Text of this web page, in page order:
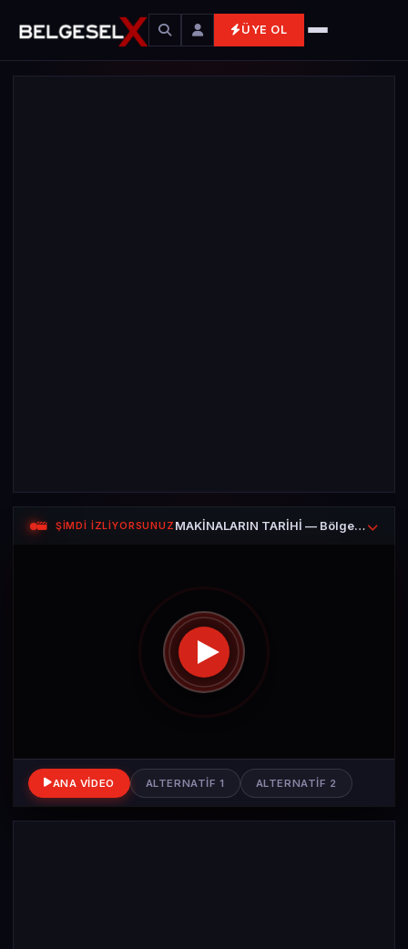
ÜYE OL
ŞİMDİ İZLİYORSUNUZ MAKİNALARIN TARİHİ — Bölgesel Jet Uçağı Bombadier CRJ-1000
ANA VIDEO ALTERNATIF 1 ALTERNATIF 2